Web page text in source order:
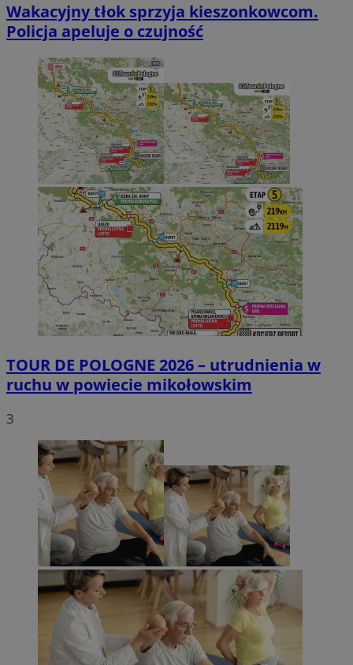
Wakacyjny tłok sprzyja kieszonkowcom.
Policja apeluje o czujność
TOUR DE POLOGNE 2026 – utrudnienia w
ruchu w powiecie mikołowskim
3